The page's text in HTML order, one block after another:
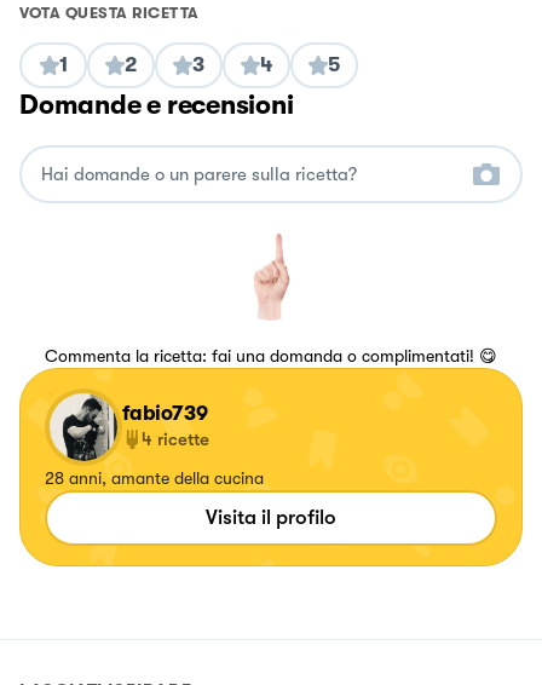
VOTA QUESTA RICETTA
1 2 3 4 5
Domande e recensioni
Commenta la ricetta: fai una domanda o complimentati! 😋
fabio739
4 ricette
28 anni, amante della cucina
Visita il profilo